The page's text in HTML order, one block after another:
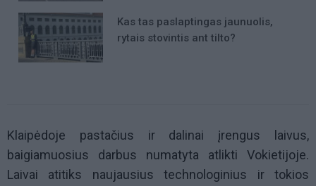
Kas tas paslaptingas jaunuolis,
rytais stovintis ant tilto?
Klaipėdoje pastačius ir dalinai įrengus laivus,
baigiamuosius darbus numatyta atlikti Vokietijoje.
Laivai atitiks naujausius technologinius ir tokios